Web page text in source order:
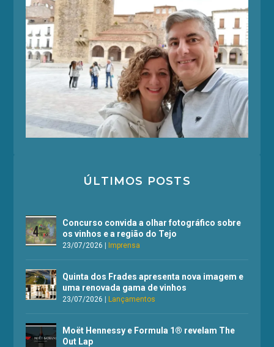
ÚLTIMOS POSTS
Concurso convida a olhar fotográfico sobre
os vinhos e a região do Tejo
23/07/2026 |Imprensa
Quinta dos Frades apresenta nova imagem e
uma renovada gama de vinhos
23/07/2026 |Lançamentos
Moët Hennessy e Formula 1® revelam The
Out Lap